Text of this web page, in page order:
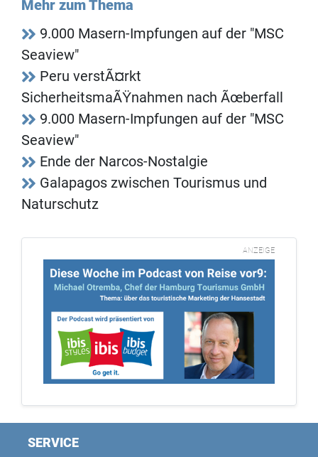
Mehr zum Thema
9.000 Masern-Impfungen auf der "MSC
Seaview"
Peru verstÃ¤rkt
SicherheitsmaÃŸnahmen nach Ãœberfall
9.000 Masern-Impfungen auf der "MSC
Seaview"
Ende der Narcos-Nostalgie
Galapagos zwischen Tourismus und
Naturschutz
ANZEIGE
SERVICE